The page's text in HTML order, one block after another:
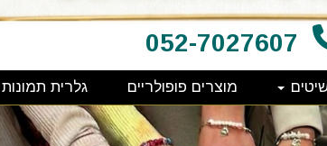
052-7027607
מוצרים פופולריים גלרית תמונות